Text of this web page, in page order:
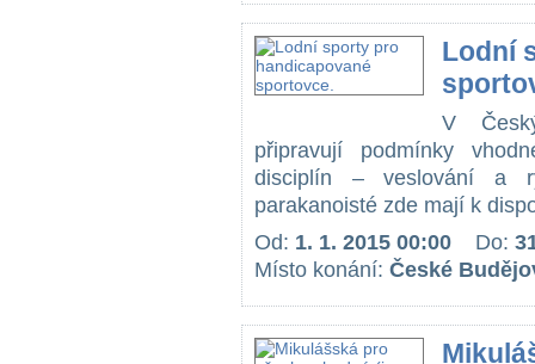
Lodní
V
připravují podmínky
disciplín – veslování a
parakanoisté zde mají k
Od: 1. 1. 2015 00:00 Do:
Místo konání: České